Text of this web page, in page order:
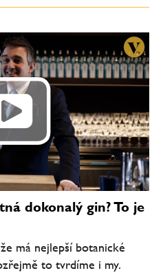
dokonalý gin? To je
má nejlepší botanické
to tvrdíme i my.